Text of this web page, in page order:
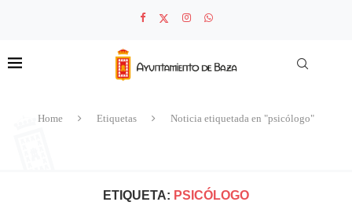
Home Etiquetas Noticia etiquetada en "psicólogo"
ETIQUETA: PSICÓLOGO